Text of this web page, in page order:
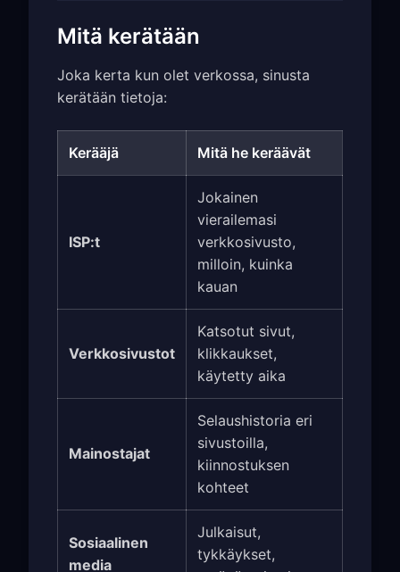
Mitä kerätään
Joka kerta kun olet verkossa, sinusta
kerätään tietoja:
Kerääjä Mitä he keräävät
ISP:t
Jokainen
vierailemasi
verkkosivusto,
milloin, kuinka
kauan
Verkkosivustot
Katsotut sivut,
klikkaukset,
käytetty aika
Mainostajat
Selaushistoria eri
sivustoilla,
kiinnostuksen
kohteet
Sosiaalinen
media
Julkaisut,
tykkäykset,